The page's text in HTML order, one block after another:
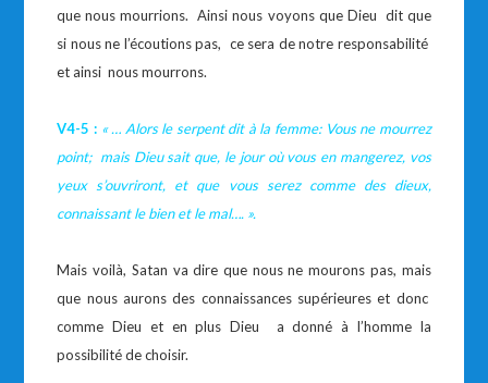
que nous mourrions. Ainsi nous voyons que Dieu dit que
si nous ne l’écoutions pas, ce sera de notre responsabilité
et ainsi nous mourrons.
V4-5 :« … Alors le serpent dit à la femme: Vous ne mourrez
point; mais Dieu sait que, le jour où vous en mangerez, vos
yeux s’ouvriront, et que vous serez comme des dieux,
connaissant le bien et le mal…. ».
Mais voilà, Satan va dire que nous ne mourons pas, mais
que nous aurons des connaissances supérieures et donc
comme Dieu et en plus Dieu a donné à l’homme la
possibilité de choisir.